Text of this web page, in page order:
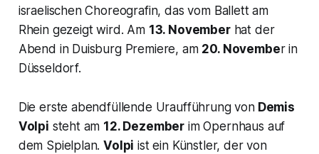
israelischen Choreografin, das vom Ballett am
Rhein gezeigt wird. Am 13. Novemberhat der
Abend in Duisburg Premiere, am 20. November in
Düsseldorf.
Die erste abendfüllende Uraufführung vonDemis
Volpi steht am 12. Dezember im Opernhaus auf
dem Spielplan.Volpi ist ein Künstler, der von